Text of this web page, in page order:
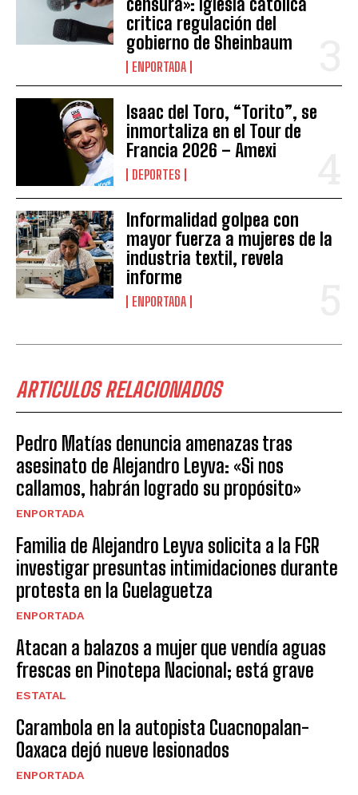
censura»: Iglesia católica
critica regulación del
gobierno de Sheinbaum
ENPORTADA
Isaac del Toro, “Torito”, se
inmortaliza en el Tour de
Francia 2026 – Amexi
DEPORTES
Informalidad golpea con
mayor fuerza a mujeres de la
industria textil, revela
informe
ENPORTADA
ARTICULOS RELACIONADOS
Pedro Matías denuncia amenazas tras
asesinato de Alejandro Leyva: «Si nos
callamos, habrán logrado su propósito»
ENPORTADA
Familia de Alejandro Leyva solicita a la FGR
investigar presuntas intimidaciones durante
protesta en la Guelaguetza
ENPORTADA
Atacan a balazos a mujer que vendía aguas
frescas en Pinotepa Nacional; está grave
ESTATAL
Carambola en la autopista Cuacnopalan-
Oaxaca dejó nueve lesionados
ENPORTADA